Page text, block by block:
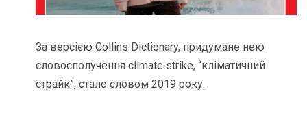
За версією Collins Dictionary, придумане нею
словосполучення climate strike, “кліматичний
страйк”, стало словом 2019 року.